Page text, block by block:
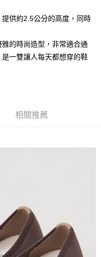
中國信託商業銀行
供約2.5公分的高度，同時
的時尚造型，非常適合通
一雙讓人每天都想穿的鞋
相關推薦